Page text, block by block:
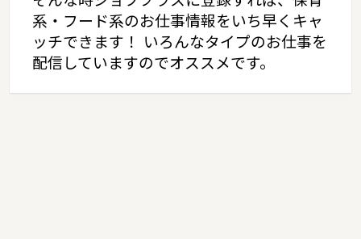
系・フード系のお仕事情報をいち早くキャ
ッチできます！ いろんなタイプのお仕事を
配信していますのでオススメです。